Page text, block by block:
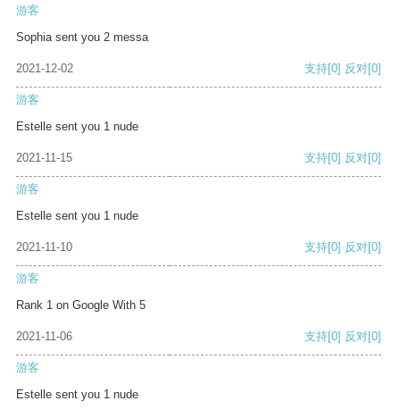
游客
Sophia sent you 2 messa
2021-12-02 支持[0] 反对[0]
游客
Estelle sent you 1 nude
2021-11-15 支持[0] 反对[0]
游客
Estelle sent you 1 nude
2021-11-10 支持[0] 反对[0]
游客
Rank 1 on Google With 5
2021-11-06 支持[0] 反对[0]
游客
Estelle sent you 1 nude